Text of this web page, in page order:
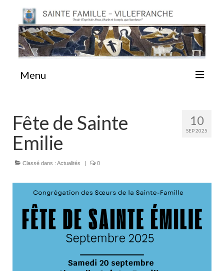
Menu
Sainte Emilie
La Congrégation
La Maison-Mère
Actualités
10
SEP 2025
Fête de Sainte
Emilie
Classé dans : Actualités 0